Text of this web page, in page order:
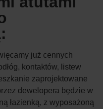
już cennych
kontaktów, listew
zaprojektowane
dewelopera będzie w
łazienką, z wyposażoną